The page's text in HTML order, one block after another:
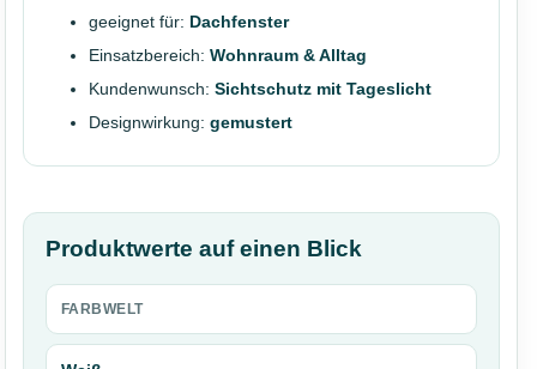
geeignet für: Dachfenster
Einsatzbereich: Wohnraum & Alltag
Kundenwunsch: Sichtschutz mit Tageslicht
Designwirkung: gemustert
Produktwerte auf einen Blick
FARBWELT